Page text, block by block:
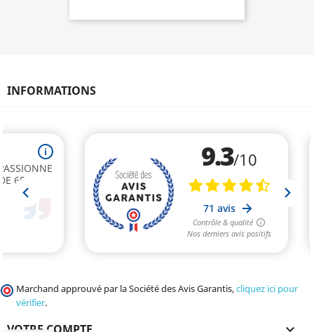
INFORMATIONS
Marchand approuvé par la Société des Avis Garantis,cliquez ici pour
vérifier.